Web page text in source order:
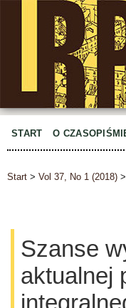
START O
Start > Vol 37, No 1 (2018) >
Szanse
aktualnej